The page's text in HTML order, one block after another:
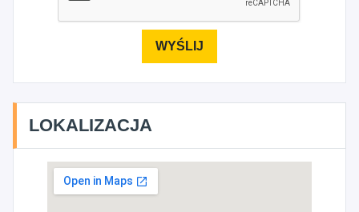
LOKALIZACJA